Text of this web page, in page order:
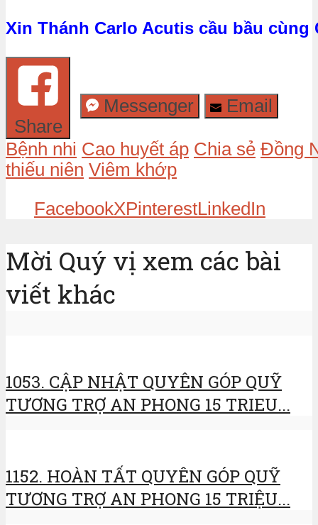
Xin Thánh Carlo Acutis cầu bầu
Share
Messenger Email
Bệnh nhi Cao huyết áp Chia sẻ Đồng
thiếu niên Viêm khớp
FacebookXPinterestLinkedIn
Mời Quý vị xem các bài
viết khác
1053. CẬP NHẬT QUYÊN GÓP QUỸ
TƯƠNG TRỢ AN PHONG 15 TRIEU...
1152. HOÀN TẤT QUYÊN GÓP QUỸ
TƯƠNG TRỢ AN PHONG 15 TRIỆU...